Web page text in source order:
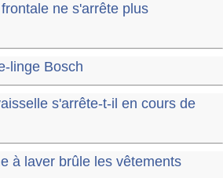
ne s'arrête plus
linge Bosch
s'arrête-t-il en cours de
à laver brûle les vêtements